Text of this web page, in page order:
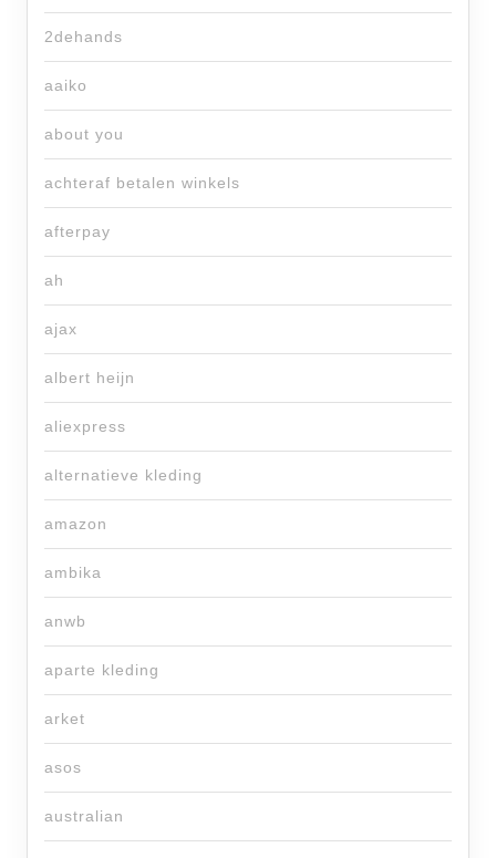
2dehands
aaiko
about you
achteraf betalen winkels
afterpay
ah
ajax
albert heijn
aliexpress
alternatieve kleding
amazon
ambika
anwb
aparte kleding
arket
asos
australian